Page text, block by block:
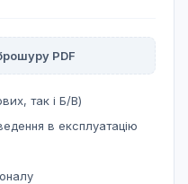
PDF
так і Б/В)
в експлуатацію